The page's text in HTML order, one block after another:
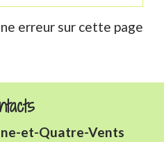
erreur sur cette page
et-Quatre-Vents